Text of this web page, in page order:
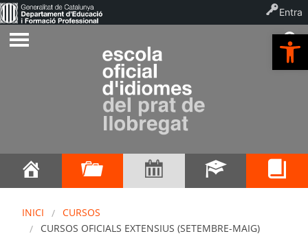
INICI
CURSOS
CURSOS OFICIALS EXTENSIUS (SETEMBRE-MAIG)
Entra